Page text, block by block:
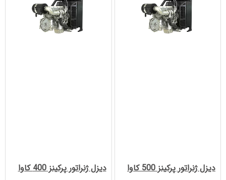
دیزل ژنراتور پرکینز 500 کاوا دیزل ژنراتور پرکینز 400 کاوا